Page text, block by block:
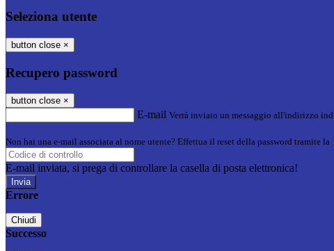
Seleziona utente
button close ×
Recupero password
button close ×
E-mail Verrà inviato un messaggio all'indirizzo
Non hai una e-mail associata al nome utente? Effettua il reset della password tramite la
E-mail inviata, si prega di controllare la casella di posta elettronica!
Errore
Chiudi
Successo